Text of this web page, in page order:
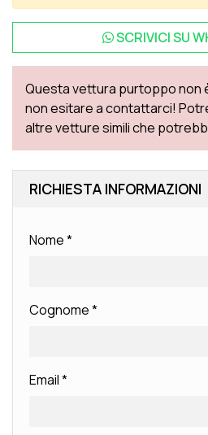
SCRIVICI SU
Questa vettura purtoppo non
non esitare a contattarci!
altre vetture simili che
RICHIESTA INFORMAZIONI
Nome*
Cognome*
Email*